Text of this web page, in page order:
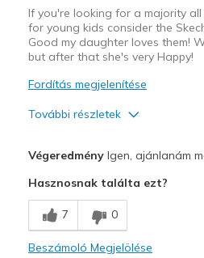
If you're looking for a majority
for young kids consider the
Good my daughter loves them!
but after that she's very Happy!
Fordítás megjelenítése
További részletek
Comfortable
Stylish
VégeredményIgen, ajánlanám
Hasznosnak találta ezt?
7 0
Beszámoló Megjelölése